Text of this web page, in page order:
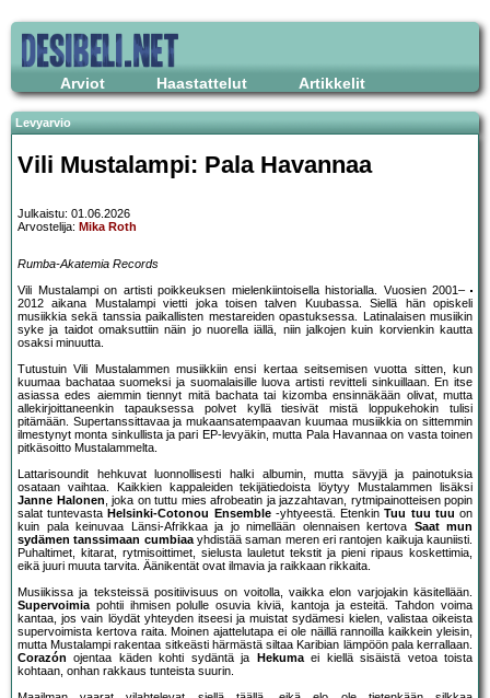
Arviot Haastattelut Artikkelit
Levyarvio
Vili Mustalampi: Pala Havannaa
Julkaistu: 01.06.2026
Arvostelija: Mika Roth
Rumba-Akatemia Records
Vili Mustalampi on artisti poikkeuksen mielenkiintoisella historialla. Vuosien 2001–
2012 aikana Mustalampi vietti joka toisen talven Kuubassa. Siellä hän opiskeli
musiikkia sekä tanssia paikallisten mestareiden opastuksessa. Latinalaisen musiikin
syke ja taidot omaksuttiin näin jo nuorella iällä, niin jalkojen kuin korvienkin kautta
osaksi minuutta.
Tutustuin Vili Mustalammen musiikkiin ensi kertaa seitsemisen vuotta sitten, kun
kuumaa bachataa suomeksi ja suomalaisille luova artisti revitteli sinkuillaan. En itse
asiassa edes aiemmin tiennyt mitä bachata tai kizomba ensinnäkään olivat, mutta
allekirjoittaneenkin tapauksessa polvet kyllä tiesivät mistä loppukehokin tulisi
pitämään. Supertanssittavaa ja mukaansatempaavan kuumaa musiikkia on sittemmin
ilmestynyt monta sinkullista ja pari EP-levyäkin, mutta Pala Havannaa on vasta toinen
pitkäsoitto Mustalammelta.
Lattarisoundit hehkuvat luonnollisesti halki albumin, mutta sävyjä ja painotuksia
osataan vaihtaa. Kaikkien kappaleiden tekijätiedoista löytyy Mustalammen lisäksi
Janne Halonen, joka on tuttu mies afrobeatin ja jazzahtavan, rytmipainotteisen popin
salat tuntevasta Helsinki-Cotonou Ensemble-yhtyeestä. EtenkinTuu tuu tuu on
kuin pala keinuvaa Länsi-Afrikkaa ja jo nimellään olennaisen kertova Saat mun
sydämen tanssimaan cumbiaayhdistää saman meren eri rantojen kaikuja kauniisti.
Puhaltimet, kitarat, rytmisoittimet, sielusta lauletut tekstit ja pieni ripaus koskettimia,
eikä juuri muuta tarvita. Äänikentät ovat ilmavia ja raikkaan rikkaita.
Musiikissa ja teksteissä positiivisuus on voitolla, vaikka elon varjojakin käsitellään.
Supervoimiapohtii ihmisen polulle osuvia kiviä, kantoja ja esteitä. Tahdon voima
kantaa, jos vain löydät yhteyden itseesi ja muistat sydämesi kielen, valistaa oikeista
supervoimista kertova raita. Moinen ajattelutapa ei ole näillä rannoilla kaikkein yleisin,
mutta Mustalampi rakentaa sitkeästi härmästä siltaa Karibian lämpöön pala kerrallaan.
Corazón ojentaa käden kohti sydäntä ja Hekumaei kiellä sisäistä vetoa toista
kohtaan, onhan rakkaus tunteista suurin.